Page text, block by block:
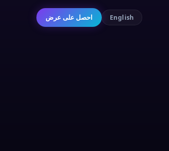
English احصل على عرض